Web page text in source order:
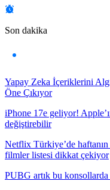
Son dakika
Yapay Zeka İçeriklerini
Öne Çıkıyor
iPhone 17e geliyor!
değiştirebilir
Netflix Türkiye’de
filmler listesi dikkat çekiyor
PUBG artık bu konsollarda